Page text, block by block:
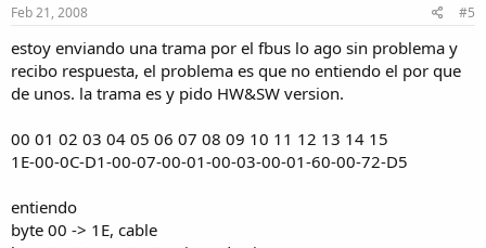
Feb 21, 2008 #5
estoy enviando una trama por el fbus lo ago sin problema y
recibo respuesta, el problema es que no entiendo el por que
de unos. la trama es y pido HW&SW version.
00 01 02 03 04 05 06 07 08 09 10 11 12 13 14 15
1E-00-0C-D1-00-07-00-01-00-03-00-01-60-00-72-D5
entiendo
byte 00 -> 1E, cable